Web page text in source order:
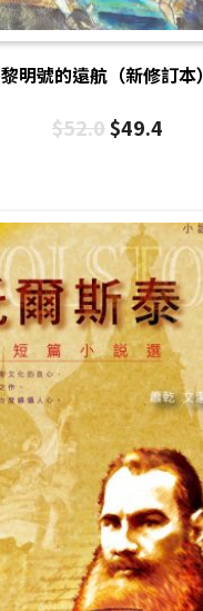
黎明號的遠航（新修訂本）
$52.0$49.4